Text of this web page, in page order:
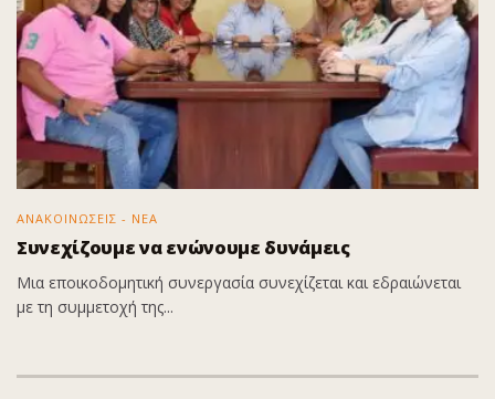
ΑΝΑΚΟΙΝΩΣΕΙΣ - ΝΕΑ
Συνεχίζουμε να ενώνουμε δυνάμεις
Μια εποικοδομητική συνεργασία συνεχίζεται και εδραιώνεται
με τη συμμετοχή της...